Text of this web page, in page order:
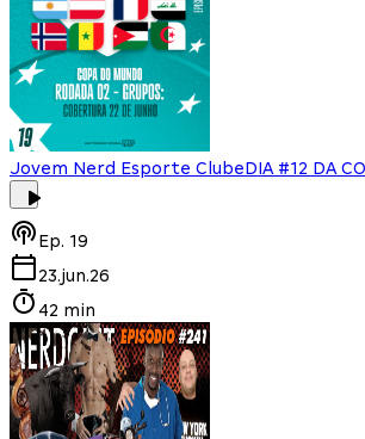
Jovem Nerd Esporte ClubeDIA #12 DA
Ep. 19
23.jun.26
42 min